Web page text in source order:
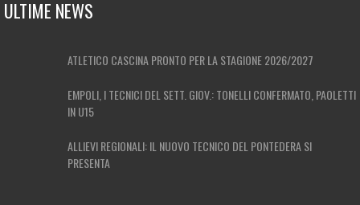
ULTIME NEWS
ATLETICO CASCINA PRONTO PER LA STAGIONE 2026/2027
EMPOLI, I TECNICI DEL SETT. GIOV.: TONELLI CONFERMATO, PAOLETTI
IN U15
ALLIEVI REGIONALI: IL NUOVO TECNICO DEL PONTEDERA SI
PRESENTA